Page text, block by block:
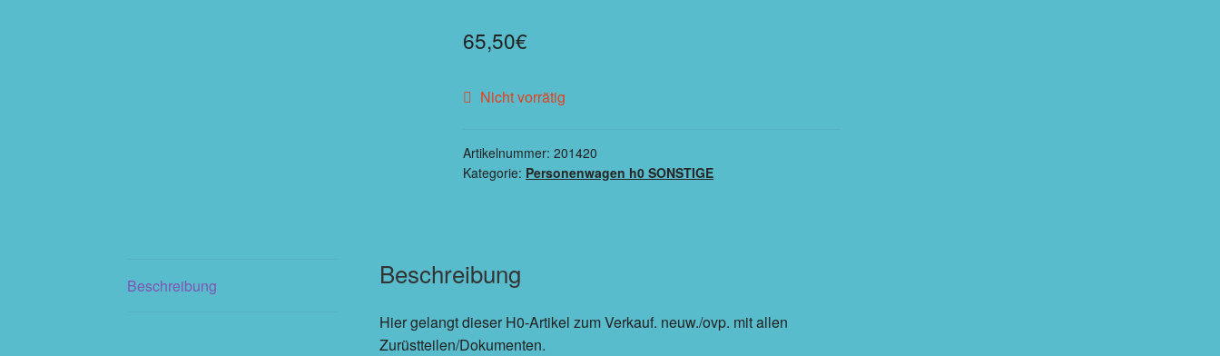
65,50€
Nicht vorrätig
Artikelnummer:201420
Kategorie: Personenwagen h0 SONSTIGE
Beschreibung Beschreibung
Hier gelangt dieser H0-Artikel zum Verkauf. neuw./ovp. mit allen
Zurüstteilen/Dokumenten.